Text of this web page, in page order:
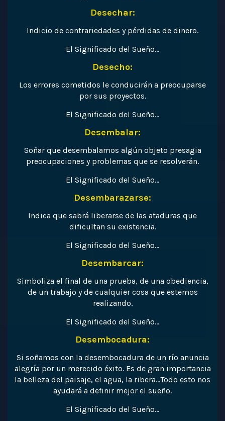
Desechar:
Indicio de contrariedades y pérdidas de dinero.
El Significado del Sueño…
Desecho:
Los errores cometidos le conducirán a preocuparse
por sus proyectos.
El Significado del Sueño…
Desembalar:
Soñar que desembalamos algún objeto presagia
preocupaciones y problemas que se resolverán.
El Significado del Sueño…
Desembarazarse:
Indica que sabrá liberarse de las ataduras que
dificultan su existencia.
El Significado del Sueño…
Desembarcar:
Simboliza el final de una prueba, de una obediencia,
de un trabajo y de cualquier cosa que estemos
realizando.
El Significado del Sueño…
Desembocadura:
Si soñamos con la desembocadura de un río anuncia
alegría por un merecido éxito. Es de gran importancia
la belleza del paisaje, el agua, la ribera…Todo esto nos
ayudará a definir mejor el sueño.
El Significado del Sueño…